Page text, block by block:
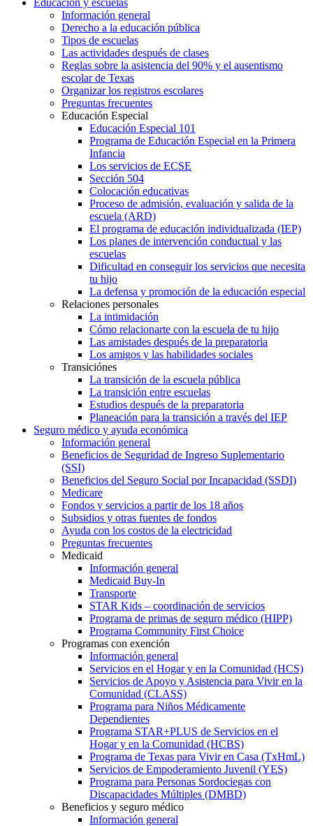
Información general
Derecho a la educación pública
Tipos de escuelas
Las actividades después de clases
Reglas sobre la asistencia del 90% y el ausentismo
escolar de Texas
Organizar los registros escolares
Preguntas frecuentes
Educación Especial
Educación Especial 101
Programa de Educación Especial en la Primera
Infancia
Los servicios de ECSE
Sección 504
Colocación educativas
Proceso de admisión, evaluación y salida de la
escuela (ARD)
El programa de educación individualizada (IEP)
Los planes de intervención conductual y las
escuelas
Dificultad en conseguir los servicios que necesita
tu hijo
La defensa y promoción de la educación especial
Relaciones personales
La intimidación
Cómo relacionarte con la escuela de tu hijo
Las amistades después de la preparatoria
Los amigos y las habilidades sociales
Transiciónes
La transición de la escuela pública
La transición entre escuelas
Estudios después de la preparatoria
Planeación para la transición a través del IEP
Seguro médico y ayuda económica
Información general
Beneficios de Seguridad de Ingreso Suplementario
(SSI)
Beneficios del Seguro Social por Incapacidad (SSDI)
Medicare
Fondos y servicios a partir de los 18 años
Subsidios y otras fuentes de fondos
Ayuda con los costos de la electricidad
Preguntas frecuentes
Medicaid
Información general
Medicaid Buy-In
Transporte
STAR Kids – coordinación de servicios
Programa de primas de seguro médico (HIPP)
Programa Community First Choice
Programas con exención
Información general
Servicios en el Hogar y en la Comunidad (HCS)
Servicios de Apoyo y Asistencia para Vivir en la
Comunidad (CLASS)
Programa para Niños Médicamente
Dependientes
Programa STAR+PLUS de Servicios en el
Hogar y en la Comunidad (HCBS)
Programa de Texas para Vivir en Casa (TxHmL)
Servicios de Empoderamiento Juvenil (YES)
Programa para Personas Sordociegas con
Discapacidades Múltiples (DMBD)
Beneficios y seguro médico
Información general